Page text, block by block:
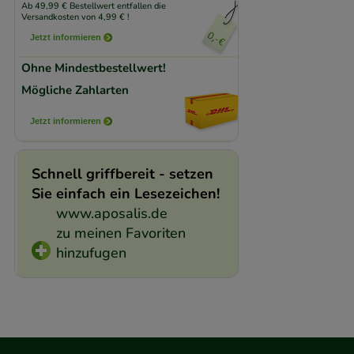
Ab 49,99 € Bestellwert entfallen die
Versandkosten von 4,99 € !
Jetzt informieren
Ohne Mindestbestellwert!
Mögliche Zahlarten
Jetzt informieren
Schnell griffbereit - setzen
Sie einfach ein Lesezeichen!
www.aposalis.de
zu meinen Favoriten
hinzufugen